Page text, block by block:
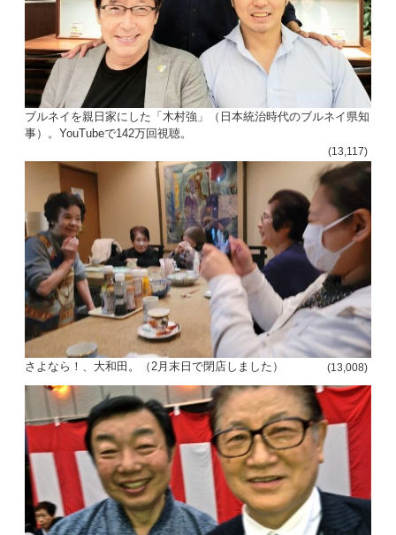
ブルネイを親日家にした「木村強」（日本統治時代のブルネイ県知
事）。YouTubeで142万回視聴。
(13,117)
さよなら！、大和田。（2月末日で閉店しました） (13,008)